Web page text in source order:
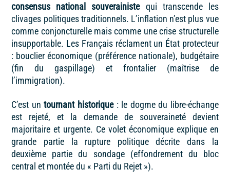
consensus national souverainistequi transcende les
clivages politiques traditionnels. L’inflation n’est plus vue
comme conjoncturelle mais comme une crise structurelle
insupportable. Les Français réclament un État protecteur
: bouclier économique (préférence nationale), budgétaire
(fin du gaspillage) et frontalier (maîtrise de
l’immigration).
C’est untournant historique: le dogme du libre-échange
est rejeté, et la demande de souveraineté devient
majoritaire et urgente. Ce volet économique explique en
grande partie la rupture politique décrite dans la
deuxième partie du sondage (effondrement du bloc
central et montée du « Parti du Rejet »).